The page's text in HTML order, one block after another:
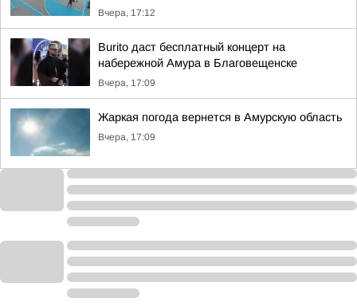
Вчера, 17:12
Burito даст бесплатный концерт на
набережной Амура в Благовещенске
Вчера, 17:09
Жаркая погода вернется в Амурскую область
Вчера, 17:09